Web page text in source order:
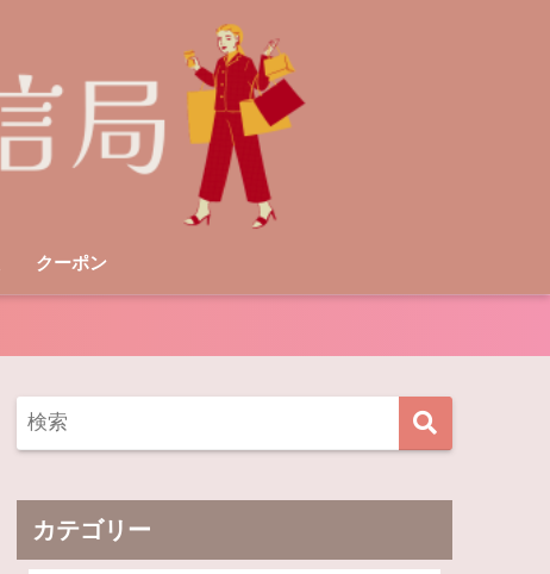
クーポン
カテゴリー